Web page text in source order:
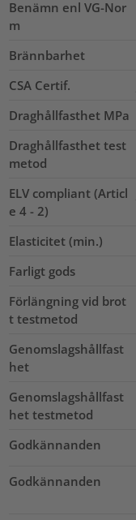
Benämn enl VG-Nor
m
Brännbarhet
CSA Certif.
Draghållfasthet MPa
Draghållfasthet test
metod
ELV compliant (Articl
e 4 - 2)
Elasticitet (min.)
Farligt gods
Förlängning vid brot
t testmetod
Genomslagshållfast
het
Genomslagshållfast
het testmetod
Godkännanden
Godkännanden